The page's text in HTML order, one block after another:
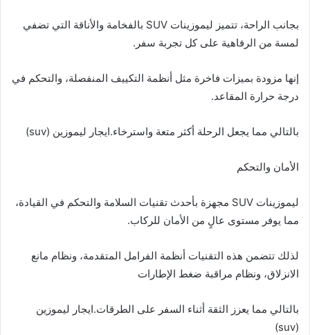
بجانب الراحة، تتميز ليموزينات SUV بالفخامة والأناقة التي تضفي
لمسة من الرفاهية على كل تجربة سفر.
إنها مزودة بميزات فاخرة مثل أنظمة التكييف المنفصلة، والتحكم في
درجة حرارة المقاعد.
بالتالي مما يجعل الرحلة أكثر متعة واسترخاء.ايجار ليموزين (suv)
الأمان والتحكم
ليموزينات SUV مجهزة بأحدث تقنيات السلامة والتحكم في القيادة،
مما يوفر مستوى عالٍ من الأمان للركاب.
لذلك تتضمن هذه التقنيات أنظمة الفرامل المتقدمة، ونظام مانع
الانزلاق، ونظام مراقبة ضغط الإطارات
بالتالي مما يعزز الثقة أثناء السفر على الطرقات.ايجار ليموزين
(suv)